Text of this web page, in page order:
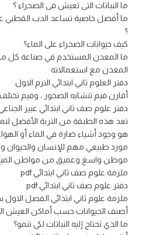
ما النباتات التى تعيش فى الصحراء ؟
ما أفضل خاصية تساعد الدب القطبي
؟
كيف حيوانات الصحراء على الماء؟
ما المعدن المستخدم في صناعة كل
المعدن مع استعمالاته
دفتر العلوم ثاني ابتدائي الترم الاول
أقارن فيم تتشابه الصخور ، وفيم
دفتر علوم صف ثاني ابتدائي عبير
تعد هذه الطبقة من التربة الأفضل
هو وجود أشياء ضارة في الماء أو الهواء
مورد طبيعي مهم للإنسان والحيوان
موطن واسع وعميق من مواطن المياه
ملزمة علوم صف ثاني ابتدائي pdf
دفتر علوم صف ثاني ابتدائي pdf
ملزمة علوم ثاني ابتدائي الفصل
أصنف الحيوانات حسب أماكن العيش
ما الذي تحتاج إليه النباتات لكي تنمو؟